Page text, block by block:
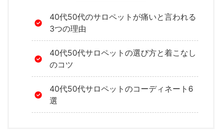
40代50代のサロペットが痛いと言われる
3つの理由
40代50代サロペットの選び方と着こなし
のコツ
40代50代サロペットのコーディネート6
選